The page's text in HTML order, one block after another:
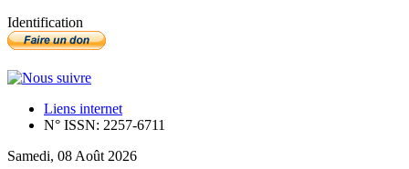
Identification
Liens internet
N° ISSN: 2257-6711
Samedi, 08 Août 2026